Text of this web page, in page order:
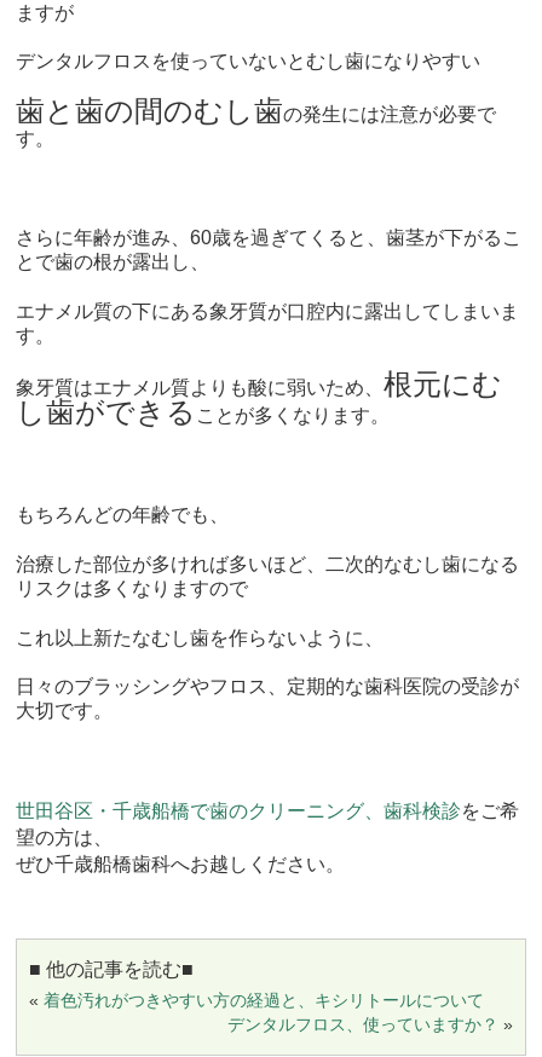
ますが
デンタルフロスを使っていないとむし歯になりやすい
歯と歯の間のむし歯の発生には注意が必要で
す。
さらに年齢が進み、60歳を過ぎてくると、歯茎が下がるこ
とで歯の根が露出し、
エナメル質の下にある象牙質が口腔内に露出してしまいま
す。
象牙質はエナメル質よりも酸に弱いため、根元にむ
し歯ができる ことが多くなります。
もちろんどの年齢でも、
治療した部位が多ければ多いほど、 二次的なむし歯になる
リスクは多くなりますので
これ以上新たなむし歯を作らないように、
日々のブラッシングやフロス、 定期的な歯科医院の受診が
大切です。
世田谷区・千歳船橋で歯のクリーニング、歯科検診をご希
望の方は、
ぜひ千歳船橋歯科へお越しください。
■ 他の記事を読む■
«着色汚れがつきやすい方の経過と、キシリトールについて
デンタルフロス、使っていますか？ »